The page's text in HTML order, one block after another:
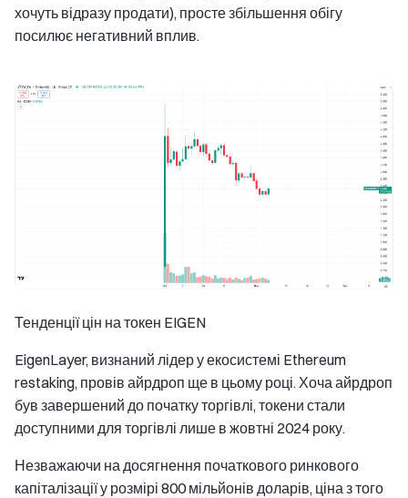
хочуть відразу продати), просте збільшення обігу
посилює негативний вплив.
Тенденції цін на токен EIGEN
EigenLayer, визнаний лідер у екосистемі Ethereum
restaking, провів айрдроп ще в цьому році. Хоча айрдроп
був завершений до початку торгівлі, токени стали
доступними для торгівлі лише в жовтні 2024 року.
Незважаючи на досягнення початкового ринкового
капіталізації у розмірі 800 мільйонів доларів, ціна з того